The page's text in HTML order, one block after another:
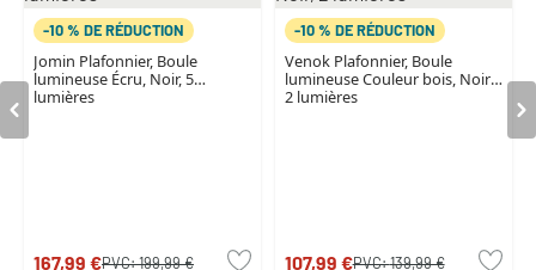
-10 % DE RÉDUCTION
Jomin Plafonnier, Boule
lumineuse Écru, Noir, 5
lumières
167,99 €PVC:199,99 €
-10 % DE RÉDUCTION
Venok Plafonnier, Boule
lumineuse Couleur bois, Noir,
2 lumières
107,99 €PVC:139,99 €